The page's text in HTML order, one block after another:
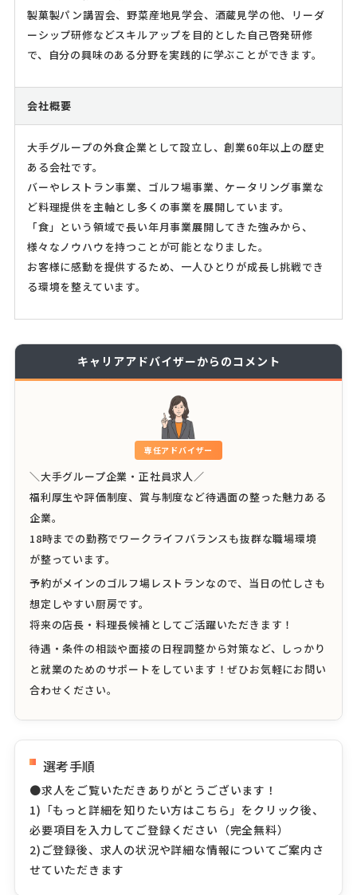
製菓製パン講習会、野菜産地見学会、酒蔵見学の他、リーダ
ーシップ研修などスキルアップを目的とした自己啓発研修
で、自分の興味のある分野を実践的に学ぶことができます。
会社概要
大手グループの外食企業として設立し、創業60年以上の歴史
ある会社です。
バーやレストラン事業、ゴルフ場事業、ケータリング事業な
ど料理提供を主軸とし多くの事業を展開しています。
「食」という領域で長い年月事業展開してきた強みから、
様々なノウハウを持つことが可能となりました。
お客様に感動を提供するため、一人ひとりが成長し挑戦でき
る環境を整えています。
キャリアアドバイザーからのコメント
専任アドバイザー
＼大手グループ企業・正社員求人／
福利厚生や評価制度、賞与制度など待遇面の整った魅力ある
企業。
18時までの勤務でワークライフバランスも抜群な職場環境
が整っています。
予約がメインのゴルフ場レストランなので、当日の忙しさも
想定しやすい厨房です。
将来の店長・料理長候補としてご活躍いただきます！
待遇・条件の相談や面接の日程調整から対策など、しっかり
と就業のためのサポートをしています！ぜひお気軽にお問い
合わせください。
選考手順
●求人をご覧いただきありがとうございます！
1)「もっと詳細を知りたい方はこちら」をクリック後、
必要項目を入力してご登録ください（完全無料）
2)ご登録後、求人の状況や詳細な情報についてご案内さ
せていただきます